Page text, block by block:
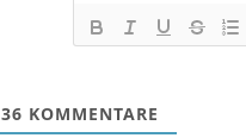
36 KOMMENTARE